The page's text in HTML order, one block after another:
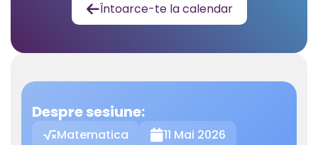
Întoarce-te la calendar
Despre sesiune:
Matematica 11 Mai 2026